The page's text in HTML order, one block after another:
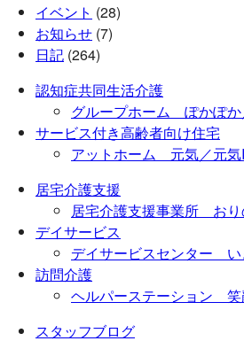
イベント (28)
お知らせ (7)
日記 (264)
認知症共同生活介護
グループホーム ぽかぽか
サービス付き高齢者向け住宅
アットホーム 元気／元気
居宅介護支援
居宅介護支援事業所 お
デイサービス
デイサービスセンター い
訪問介護
ヘルパーステーション
スタッフブログ